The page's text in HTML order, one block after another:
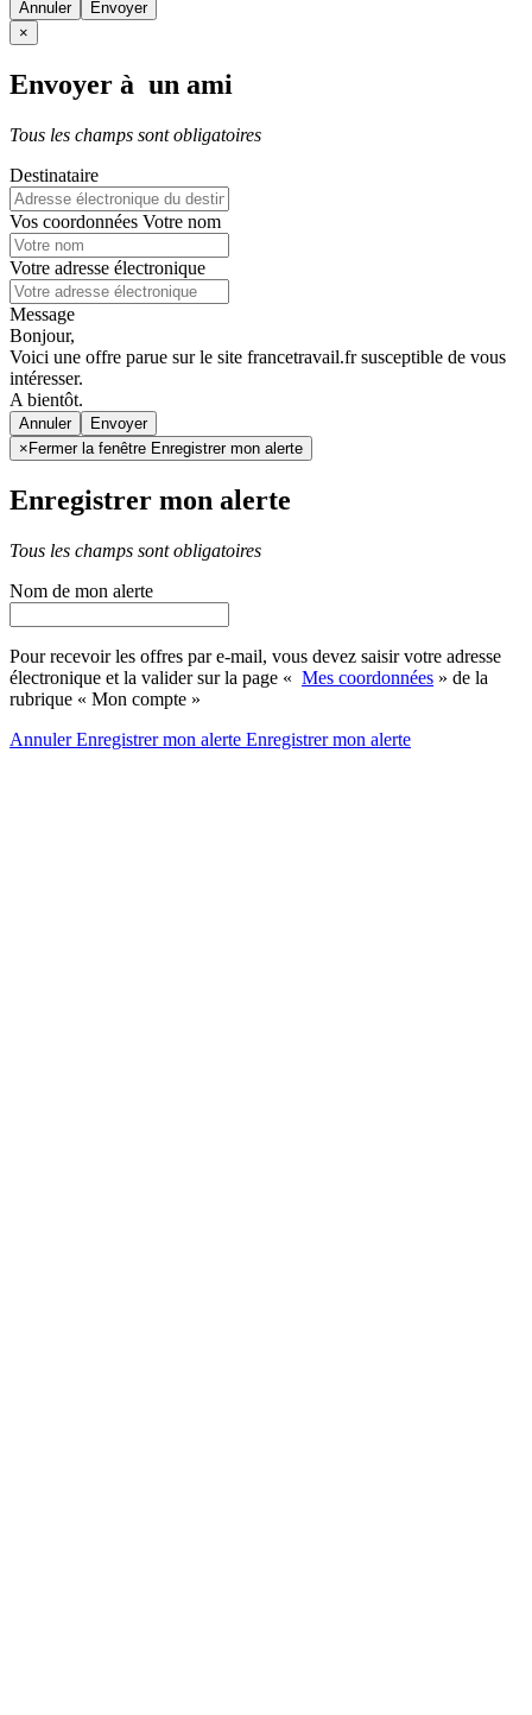
Annuler
×
Envoyer à un ami
Tous les champs sont obligatoires
Destinataire
Vos coordonnées Votre nom
Votre adresse électronique
Message
Bonjour,
Voici une offre parue sur le site francetravail.fr susceptible de vous
intéresser.
A bientôt.
Annuler
× Fermer la fenêtre Enregistrer mon alerte
Enregistrer mon alerte
Tous les champs sont obligatoires
Nom de mon alerte
Pour recevoir les offres par e-mail, vous devez saisir votre adresse
électronique et la valider sur la page « Mes coordonnées » de la
rubrique « Mon compte »
AnnulerEnregistrer mon alerte Enregistrermon alerte